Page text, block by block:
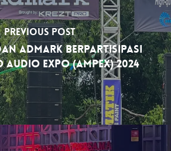
Previous Post
Admark Berpartisipasi
Expo (AMPEX) 2024